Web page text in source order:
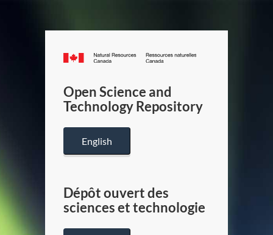
Canada.ca
/
Canada
Open Science and
Technology Repository
English
Dépôt ouvert des
sciences et technologie